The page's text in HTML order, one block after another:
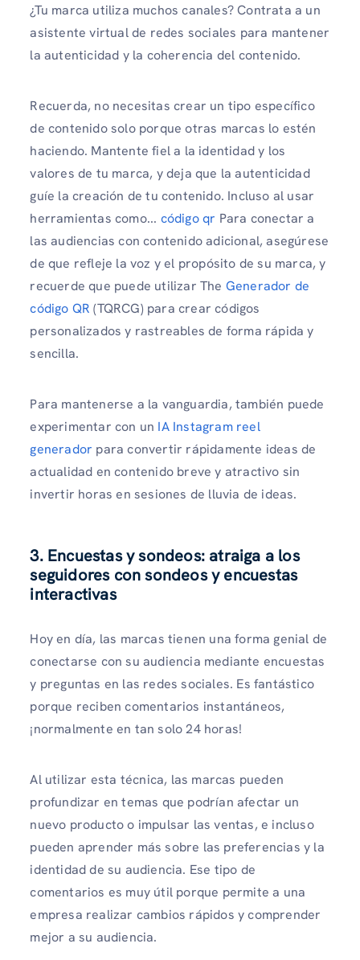
¿Tu marca utiliza muchos canales? Contrata a un
asistente virtual de redes sociales para mantener
la autenticidad y la coherencia del contenido.
Recuerda, no necesitas crear un tipo específico
de contenido solo porque otras marcas lo estén
haciendo. Mantente fiel a la identidad y los
valores de tu marca, y deja que la autenticidad
guíe la creación de tu contenido. Incluso al usar
herramientas como... código qr Para conectar a
las audiencias con contenido adicional, asegúrese
de que refleje la voz y el propósito de su marca, y
recuerde que puede utilizar The Generador de
código QR (TQRCG) para crear códigos
personalizados y rastreables de forma rápida y
sencilla.
Para mantenerse a la vanguardia, también puede
experimentar con un IA Instagram reel
generador para convertir rápidamente ideas de
actualidad en contenido breve y atractivo sin
invertir horas en sesiones de lluvia de ideas.
3. Encuestas y sondeos: atraiga a los
seguidores con sondeos y encuestas
interactivas
Hoy en día, las marcas tienen una forma genial de
conectarse con su audiencia mediante encuestas
y preguntas en las redes sociales. Es fantástico
porque reciben comentarios instantáneos,
¡normalmente en tan solo 24 horas!
Al utilizar esta técnica, las marcas pueden
profundizar en temas que podrían afectar un
nuevo producto o impulsar las ventas, e incluso
pueden aprender más sobre las preferencias y la
identidad de su audiencia. Ese tipo de
comentarios es muy útil porque permite a una
empresa realizar cambios rápidos y comprender
mejor a su audiencia.